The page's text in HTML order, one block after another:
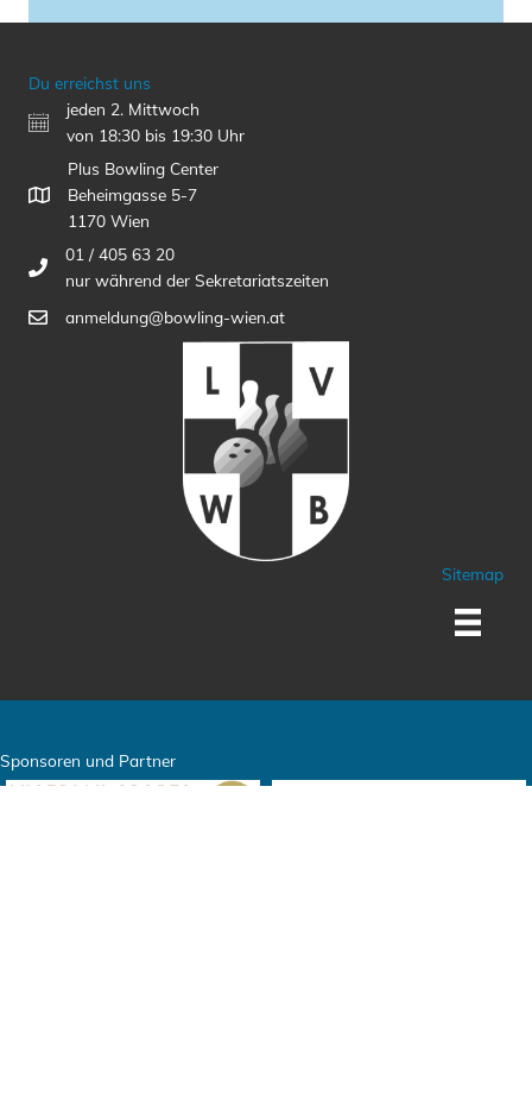
Du erreichst uns
jeden 2. Mittwoch
von 18:30 bis 19:30 Uhr
Plus Bowling Center
Beheimgasse 5-7
1170 Wien
01 / 405 63 20
nur während der Sekretariatszeiten
anmeldung@bowling-wien.at
Sitemap
Sponsoren und Partner